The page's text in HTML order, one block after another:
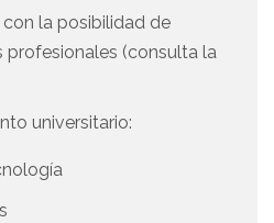
con la posibilidad de
(consulta la
universitario: